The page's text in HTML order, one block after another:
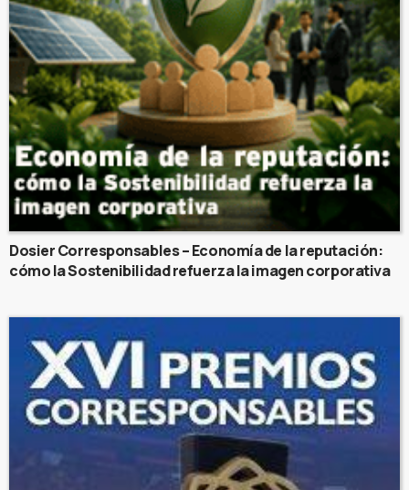
Dosier Corresponsables – Economía de la reputación:
cómo la Sostenibilidad refuerza la imagen corporativa